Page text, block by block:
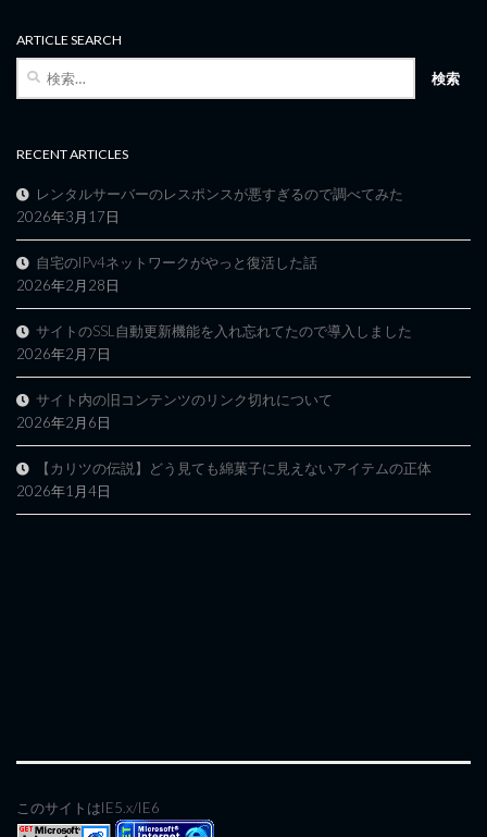
ARTICLE SEARCH
検
RECENT ARTICLES
レンタルサーバーのレスポンスが悪すぎるので調べてみた
2026年3月17日
自宅のIPv4ネットワークがやっと復活した話
2026年2月28日
サイトのSSL自動更新機能を入れ忘れてたので導入しました
2026年2月7日
サイト内の旧コンテンツのリンク切れについて
2026年2月6日
【カリツの伝説】どう見ても綿菓子に見えないアイテムの正体
2026年1月4日
このサイトはIE5.x/IE6